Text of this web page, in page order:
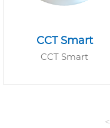
CCT Smart
CCT Smart
<